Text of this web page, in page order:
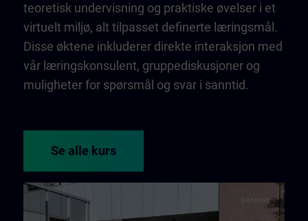
teoretisk undervisning og praktiske øvelser i et
virtuelt miljø, alt tilpasset definerte læringsmål.
Disse øktene inkluderer direkte interaksjon med
vår læringskonsulent, gruppediskusjoner og
muligheter for spørsmål og svar i sanntid.
Se alle kurs